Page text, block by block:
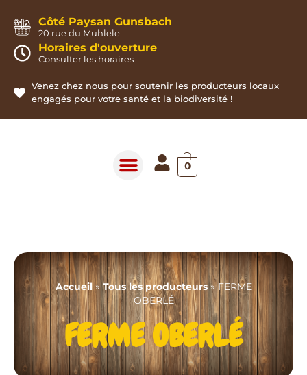
Côté Paysan Gunsbach
20 rue du Muhlele
Horaires d'ouverture
Consulter les horaires
Venez chez nous pour soutenir les producteurs locaux
engagés pour votre santé et la biodiversité !
0
Accueil»Tous les producteurs» FERME
OBERLÉ
FERME OBERLÉ